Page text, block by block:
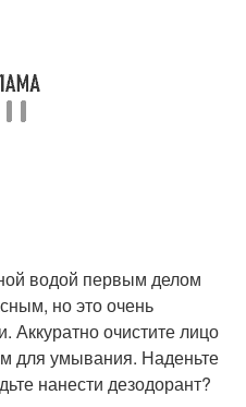
водой первым делом
но это очень
Аккуратно очистите лицо
для умывания. Наденьте
нанести дезодорант?